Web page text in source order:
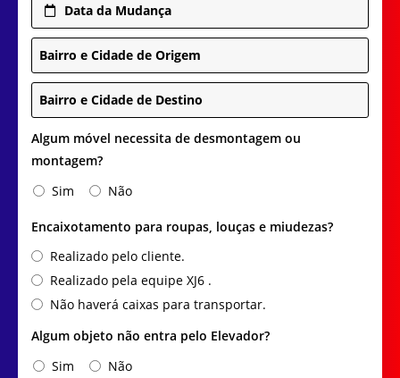
Data da Mudança
Bairro e Cidade de Origem
Bairro e Cidade de Destino
Algum móvel necessita de desmontagem ou
montagem?
Sim
Não
Encaixotamento para roupas, louças e miudezas?
Realizado pelo cliente.
Realizado pela equipe XJ6 .
Não haverá caixas para transportar.
Algum objeto não entra pelo Elevador?
Sim
Não